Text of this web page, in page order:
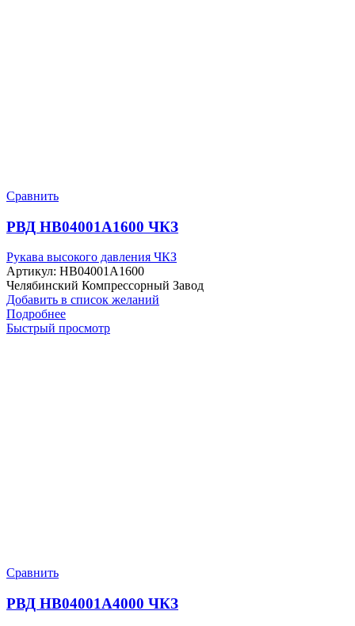
Сравнить
РВД HB04001A1600 ЧКЗ
Рукава высокого давления ЧКЗ
Артикул: HB04001A1600
Челябинский Компрессорный Завод
Добавить в список желаний
Подробнее
Быстрый просмотр
Сравнить
РВД HB04001A4000 ЧКЗ